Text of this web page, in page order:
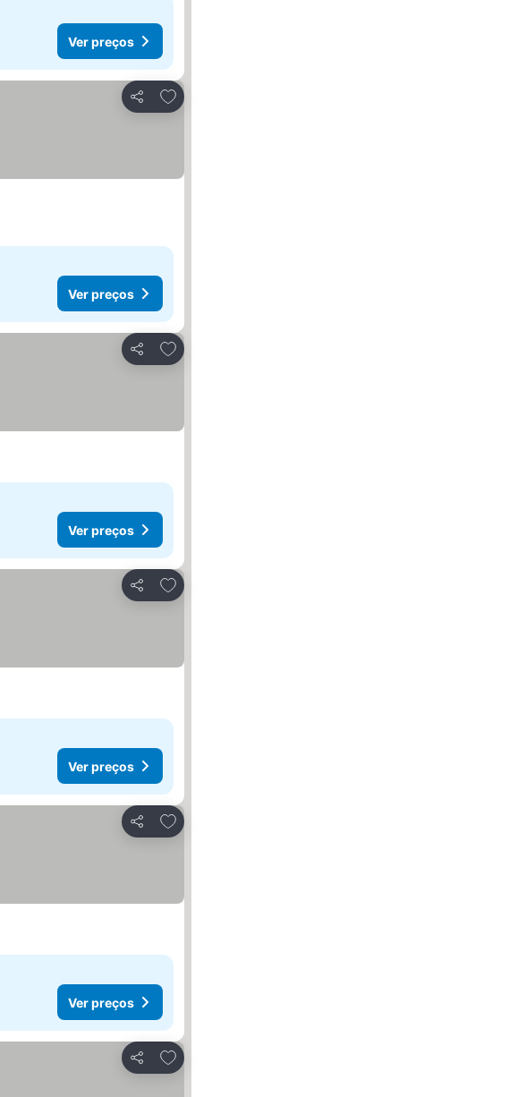
Ver preços
Partilhar
Adicionar aos favoritos
Ver preços
Partilhar
Adicionar aos favoritos
Ver preços
Partilhar
Adicionar aos favoritos
Ver preços
Partilhar
Adicionar aos favoritos
Ver preços
Partilhar
Adicionar aos favoritos